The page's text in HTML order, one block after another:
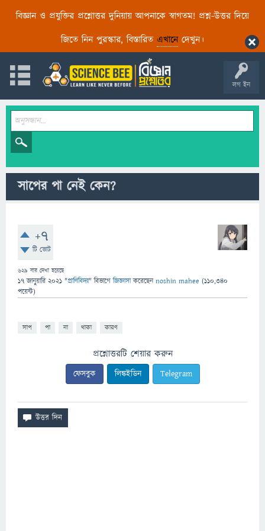
বিজ্ঞান ও প্রযুক্তির প্রশ্নোত্তর দুনিয়ায় আপনাকে স্বাগতম! প্রশ্ন-উত্তর দিয়ে
জিতে নিন পুরস্কার, বিস্তারিত এখানেদেখুন।
লগ ইন
সাপের পা নেই কেন?
+7
টি ভোট
629 বার দেখা হয়েছে
17 জানুয়ারি 2021 "প্রাণিবিদ্যা" বিভাগে জিজ্ঞাসাকরেছেনnoshin mahee (110,340
পয়েন্ট)
সাপ পা না থাকা কারণ
প্রশ্নোত্তরটি শেয়ার করুন
ফেসবুক লিঙ্কইডিন Telegram